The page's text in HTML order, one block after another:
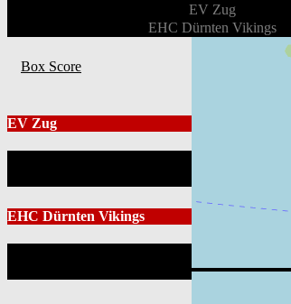
EV Zug
EHC Dürnten Vikings
Box Score
EV Zug
EHC Dürnten Vikings